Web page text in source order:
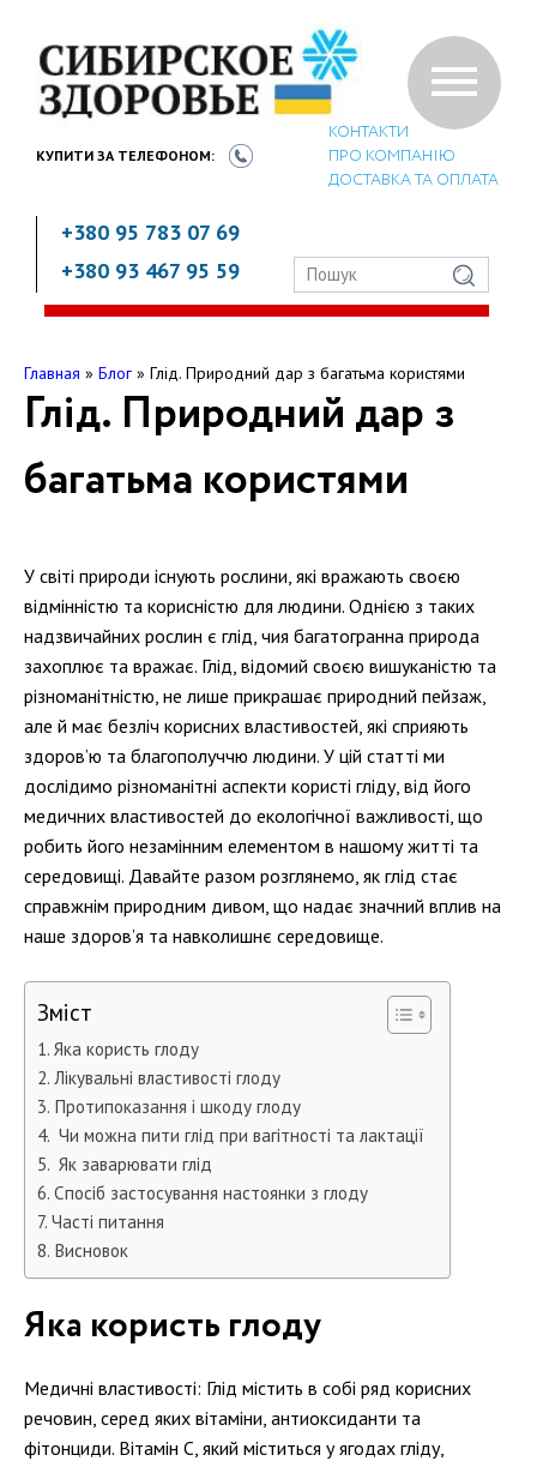
КУПИТИ ЗА ТЕЛЕФОНОМ:
+380 95 783 07 69
+380 93 467 95 59
КОНТАКТИ
ПРО КОМПАНІЮ
ДОСТАВКА ТА ОПЛАТА
Главная » Блог » Глід. Природний дар з багатьма користями
Глід. Природний дар з
багатьма користями
У світі природи існують рослини, які вражають своєю
відмінністю та корисністю для людини. Однією з таких
надзвичайних рослин є глід, чия багатогранна природа
захоплює та вражає. Глід, відомий своєю вишуканістю та
різноманітністю, не лише прикрашає природний пейзаж,
але й має безліч корисних властивостей, які сприяють
здоров’ю та благополуччю людини. У цій статті ми
дослідимо різноманітні аспекти користі гліду, від його
медичних властивостей до екологічної важливості, що
робить його незамінним елементом в нашому житті та
середовищі. Давайте разом розглянемо, як глід стає
справжнім природним дивом, що надає значний вплив на
наше здоров’я та навколишнє середовище.
Зміст
Яка користь глоду
Лікувальні властивості глоду
Протипоказання і шкоду глоду
Чи можна пити глід при вагітності та лактації
Як заварювати глід
Спосіб застосування настоянки з глоду
Часті питання
Висновок
Яка користь глоду
Медичні властивості: Глід містить в собі ряд корисних
речовин, серед яких вітаміни, антиоксиданти та
фітонциди. Вітамін С, який міститься у ягодах гліду,